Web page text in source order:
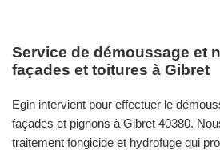
Service de démoussage et
façades et toitures à Gibret
Egin intervient pour effectuer le
façades et pignons à Gibret 40380.
traitement fongicide et hydrofuge qui